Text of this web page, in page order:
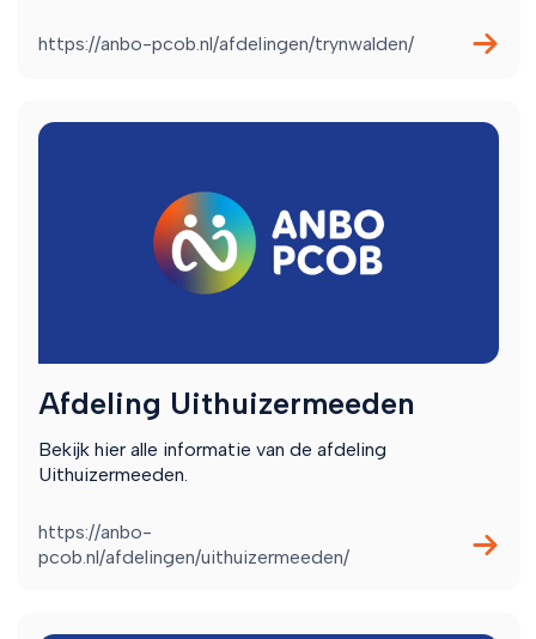
https://anbo-pcob.nl/afdelingen/trynwalden/
Afdeling Uithuizermeeden
Bekijk hier alle informatie van de afdeling
Uithuizermeeden.
https://anbo-
pcob.nl/afdelingen/uithuizermeeden/